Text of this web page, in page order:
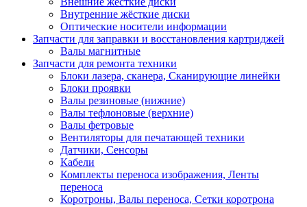
Внутренние жёсткие диски
Оптические носители информации
Запчасти для заправки и восстановления картриджей
Валы магнитные
Запчасти для ремонта техники
Блоки лазера, сканера, Сканирующие линейки
Блоки проявки
Валы резиновые (нижние)
Валы тефлоновые (верхние)
Валы фетровые
Вентиляторы для печатающей техники
Датчики, Сенсоры
Кабели
Комплекты переноса изображения, Ленты
переноса
Коротроны, Валы переноса, Сетки коротрона